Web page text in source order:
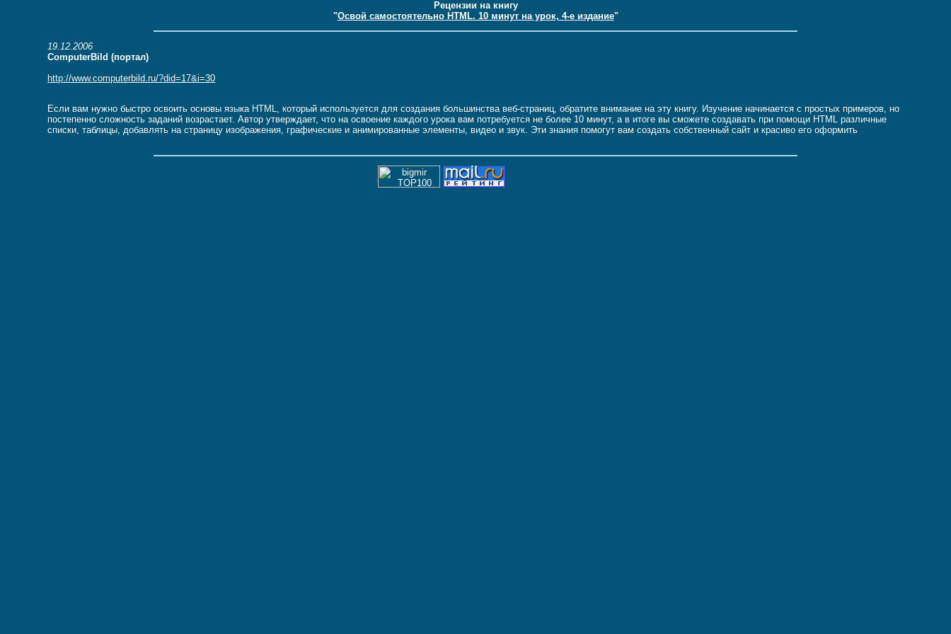
Рецензии на книгу
"Освой самостоятельно HTML. 10 минут на урок, 4-е издание"
19.12.2006
ComputerBild (портал)
http://www.computerbild.ru/?did=17&i=30
Если вам нужно быстро освоить основы языка HTML, который используется для создания большинства веб-страниц, обратите внимание на эту книгу. Изучение начинается с простых примеров, но
постепенно сложность заданий возрастает. Автор утверждает, что на освоение каждого урока вам потребуется не более 10 минут, а в итоге вы сможете создавать при помощи HTML различные
списки, таблицы, добавлять на страницу изображения, графические и анимированные элементы, видео и звук. Эти знания помогут вам создать собственный сайт и красиво его оформить